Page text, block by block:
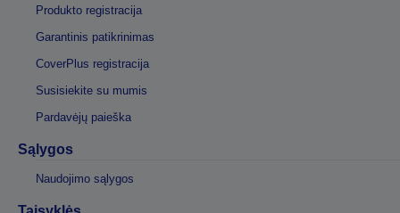
Produkto registracija
Garantinis patikrinimas
CoverPlus registracija
Susisiekite su mumis
Pardavėjų paieška
Sąlygos
Naudojimo sąlygos